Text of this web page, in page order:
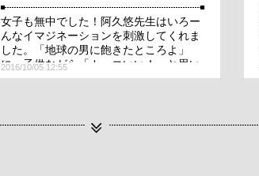
女子も無中でした！阿久悠先生はいろー
んなイマジネーションを刺激してくれま
した。「地球の男に飽きたところよ」
に、子供ながら「カッコいい！」と思い
ましたぁ。
2016/10/05 12:55